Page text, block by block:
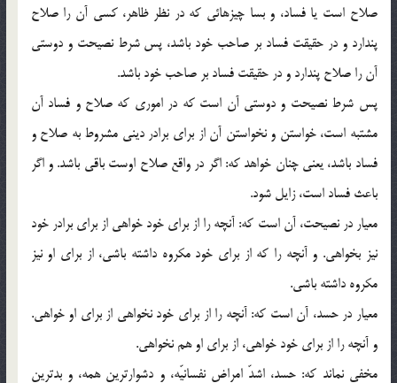
صلاح است يا فساد، و بسا چيزهائي كه در نظر ظاهر، كسي آن را صلاح
پندارد و در حقيقت فساد بر صاحب خود باشد، پس شرط نصيحت و دوستي
آن را صلاح پندارد و در حقيقت فساد بر صاحب خود باشد.
پس شرط نصيحت و دوستي آن است كه در اموري كه صلاح و فساد آن
مشتبه است، خواستن و نخواستن آن از براي برادر ديني مشروط به صلاح و
فساد باشد، يعني چنان خواهد كه: اگر در واقع صلاح اوست باقي باشد. و اگر
باعث فساد است، زايل شود.
معيار در نصيحت، آن است كه: آنچه را از براي خود خواهي از براي برادر خود
نيز بخواهي. و آنچه را كه از براي خود مكروه داشته باشي، از براي او نيز
مكروه داشته باشي.
معيار در حسد، آن است كه: آنچه را از براي خود نخواهي از براي او خواهي.
و آنچه را از براي خود خواهي، از براي او هم نخواهي.
مخفي نماند كه: حسد، اشدّ امراض نفسانيّه، و دشوارترين همه، و بدترين